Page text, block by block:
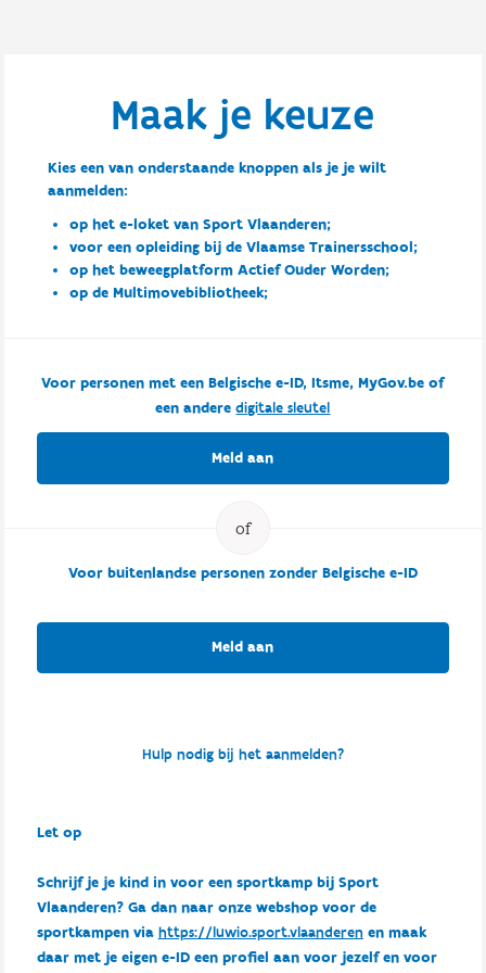
Maak je keuze
Kies een van onderstaande knoppen als je je wilt
aanmelden:
op het e-loket van Sport Vlaanderen;
voor een opleiding bij de Vlaamse Trainersschool;
op het beweegplatform Actief Ouder Worden;
op de Multimovebibliotheek;
Voor personen met een Belgische e-ID, Itsme, MyGov.be of
een anderedigitale sleutel
Meld aan
Voor buitenlandse personen zonder Belgische e-ID
Meld aan
Hulp nodig bij het aanmelden?
Let op
Schrijf je je kind in voor een sportkamp bij Sport
Vlaanderen? Ga dan naar onze webshop voor de
sportkampen via https://luwio.sport.vlaanderenen maak
daar met je eigen e-ID een profiel aan voor jezelf en voor